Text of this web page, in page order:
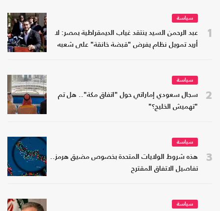
1
سياسة
عبد الرحمن السيد ينتقد غياب الديمقراطية بمصر: لا
أريد تمويل نظام يفرض "قبضة خانقة" على شعبه
2
سياسة
سجال سعودي إماراتي حول "اتفاق مكة".. هل تم
"تهميش الخليج؟"
3
سياسة
هذه شروط الولايات المتحدة بخصوص مضيق هرمز..
تفاصيل الاتفاق المقترح
سياسة